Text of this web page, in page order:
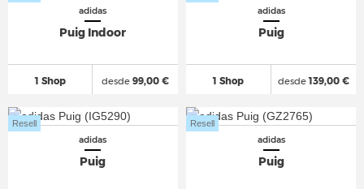
adidas
Puig Indoor
1 Shop desde99,00 €
adidas
Puig
1 Shop desde139,00 €
adidas
Puig
Resell
adidas
Puig
Resell